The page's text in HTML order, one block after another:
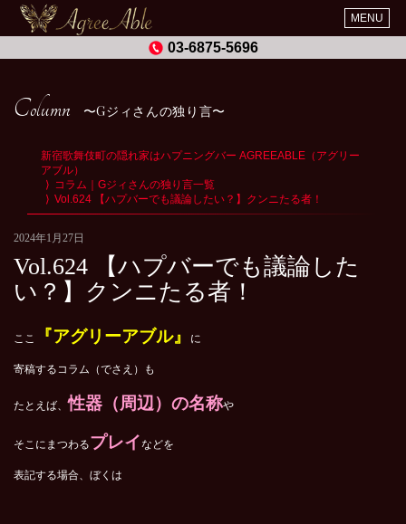
MENU
03-6875-5696
Column Gジィさんの独り言
新宿歌舞伎町の隠れ家はハプニングバー AGREEABLE（アグリー
アブル）
コラム｜Gジィさんの独り言一覧
Vol.624 【ハプバーでも議論したい？】クンニたる者！
2024年1月27日
Vol.624 【ハプバーでも議論した
い？】クンニたる者！
ここ 『アグリーアブル』 に
寄稿するコラム（でさえ）も
たとえば、性器（周辺）の名称や
そこにまつわるプレイなどを
表記する場合、ぼくは